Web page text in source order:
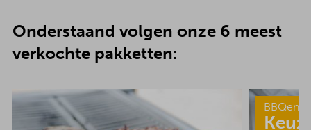
Onderstaand volgen onze 6 meest
verkochte pakketten: